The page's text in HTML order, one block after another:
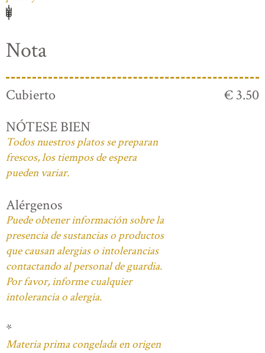
Nota
Cubierto
€ 3.50
NÓTESE BIEN
Todos nuestros platos se preparan
frescos, los tiempos de espera
pueden variar.
Alérgenos
Puede obtener información sobre la
presencia de sustancias o productos
que causan alergias o intolerancias
contactando al personal de guardia.
Por favor, informe cualquier
intolerancia o alergia.
*
Materia prima congelada en origen